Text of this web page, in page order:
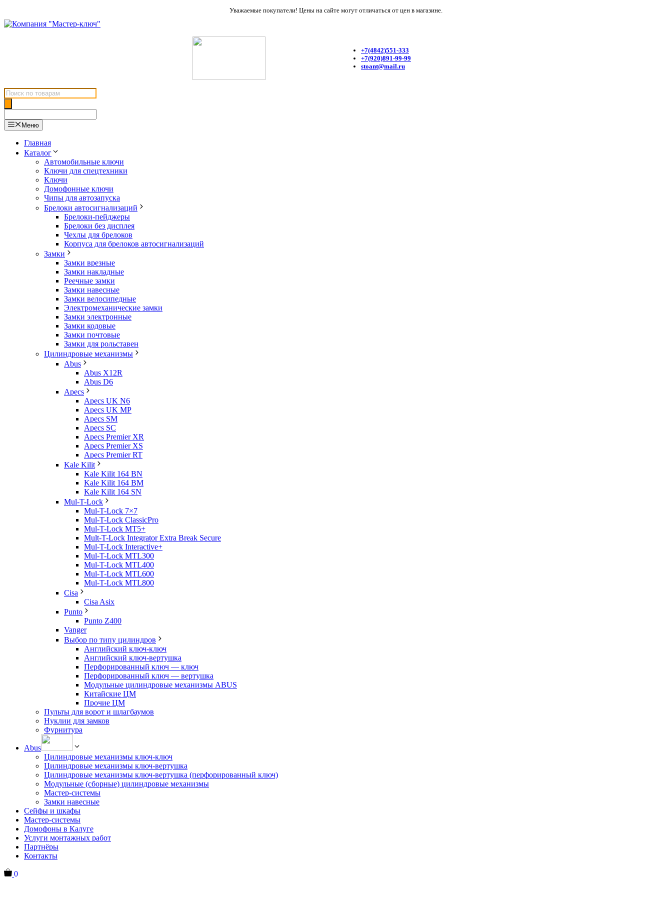
к
содержимому
Уважаемые покупатели! Цены на сайте могут отличаться от цен в магазине.
+7(4842)551-333
+7(920)891-99-99
stoant@mail.ru
Поиск
товаров
Меню
Главная
Каталог
Автомобильные ключи
Ключи для спецтехники
Ключи
Домофонные ключи
Чипы для автозапуска
Брелоки автосигнализаций
Брелоки-пейджеры
Брелоки без дисплея
Чехлы для брелоков
Корпуса для брелоков автосигнализаций
Замки
Замки врезные
Замки накладные
Реечные замки
Замки навесные
Замки велосипедные
Электромеханические замки
Замки электронные
Замки кодовые
Замки почтовые
Замки для рольставен
Цилиндровые механизмы
Abus
Abus X12R
Abus D6
Apecs
Apecs UK N6
Apecs UK MP
Apecs SM
Apecs SC
Apecs Premier XR
Apecs Premier XS
Apecs Premier RT
Kale Kilit
Kale Kilit 164 BN
Kale Kilit 164 BM
Kale Kilit 164 SN
Mul-T-Lock
Mul-T-Lock 7×7
Mul-T-Lock ClassicPro
Mul-T-Lock MT5+
Mult-T-Lock Integrator Extra Break Secure
Mul-T-Lock Interactive+
Mul-T-Lock MTL300
Mul-T-Lock MTL400
Mul-T-Lock MTL600
Mul-T-Lock MTL800
Cisa
Cisa Asix
Punto
Punto Z400
Vanger
Выбор по типу цилиндров
Английский ключ-ключ
Английский ключ-вертушка
Перфорированный ключ — ключ
Перфорированный ключ — вертушка
Модульные цилиндровые механизмы ABUS
Китайские ЦМ
Прочие ЦМ
Пульты для ворот и шлагбаумов
Нуклии для замков
Фурнитура
Abus
Цилиндровые механизмы ключ-ключ
Цилиндровые механизмы ключ-вертушка
Цилиндровые механизмы ключ-вертушка (перфорированный ключ)
Модульные (сборные) цилиндровые механизмы
Мастер-системы
Замки навесные
Сейфы и шкафы
Мастер-системы
Домофоны в Калуге
Услуги монтажных работ
Партнёры
Контакты
0